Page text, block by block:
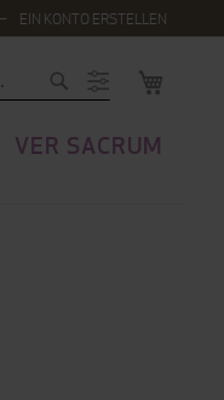
EIN KONTO ERSTELLEN
VER SACRUM